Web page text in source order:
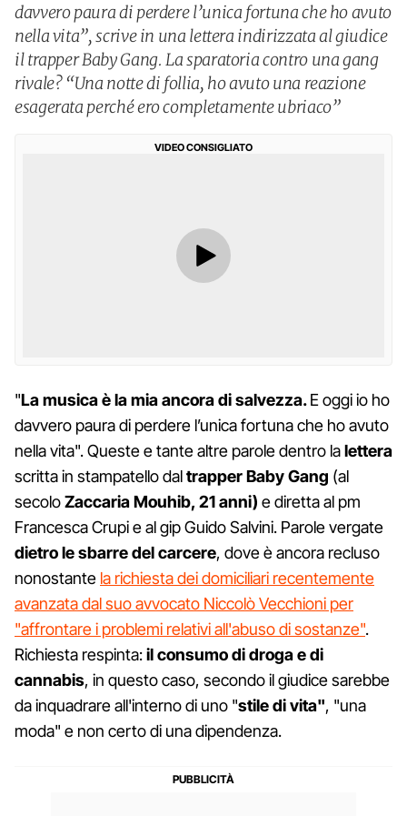
davvero paura di perdere l’unica fortuna che ho avuto
nella vita”, scrive in una lettera indirizzata al giudice
il trapper Baby Gang. La sparatoria contro una gang
rivale? “Una notte di follia, ho avuto una reazione
esagerata perché ero completamente ubriaco”
VIDEO CONSIGLIATO
"La musica è la mia ancora di salvezza.E oggi io ho
davvero paura di perdere l’unica fortuna che ho avuto
nella vita". Queste e tante altre parole dentro lalettera
scritta in stampatello daltrapper Baby Gang (al
secoloZaccaria Mouhib, 21 anni) e diretta al pm
Francesca Crupi e al gip Guido Salvini. Parole vergate
dietro le sbarre del carcere, dove è ancora recluso
nonostante la richiesta dei domiciliari recentemente
avanzata dal suo avvocato Niccolò Vecchioni per
"affrontare i problemi relativi all'abuso di sostanze".
Richiesta respinta:il consumo di droga e di
cannabis, in questo caso, secondo il giudice sarebbe
da inquadrare all'interno di uno "stile di vita", "una
moda" e non certo di una dipendenza.